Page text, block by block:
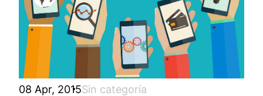
08 Apr, 2015Sin categoría